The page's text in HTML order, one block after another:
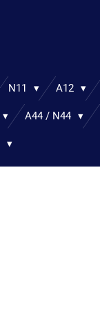
N11 A12
A44 / N44